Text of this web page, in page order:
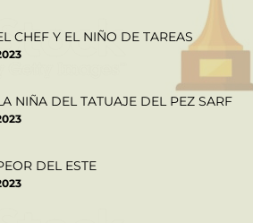
CHEF Y EL NIÑO DE TAREAS
NIÑA DEL TATUAJE DEL PEZ SARF
DEL ESTE